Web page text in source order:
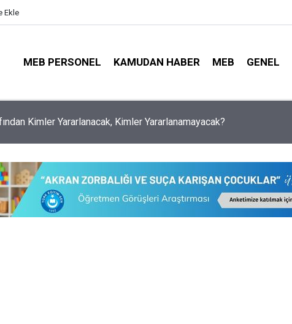
Ekle
MEB PERSONEL KAMUDAN HABER MEB GENEL
Adrese Bakılmaksızın Nakil Başvurusu Yapılabilecek Durumlar